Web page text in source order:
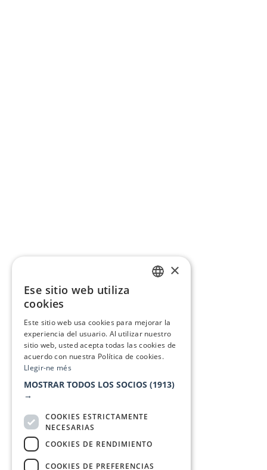
×
Ese sitio web utiliza
cookies
Este sitio web usa cookies para mejorar la
experiencia del usuario. Al utilizar nuestro
sitio web, usted acepta todas las cookies de
acuerdo con nuestra Política de cookies.
Llegir-ne més
MOSTRAR TODOS LOS SOCIOS (1913)
→
COOKIES ESTRICTAMENTE
NECESARIAS
COOKIES DE RENDIMIENTO
COOKIES DE PREFERENCIAS